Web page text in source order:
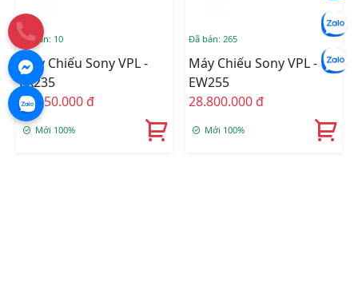
Đã bán: 10
Máy Chiếu Sony VPL -
EX235
26.450.000 đ
Mới 100%
Đã bán: 265
Máy Chiếu Sony VPL -
EW255
28.800.000 đ
Mới 100%